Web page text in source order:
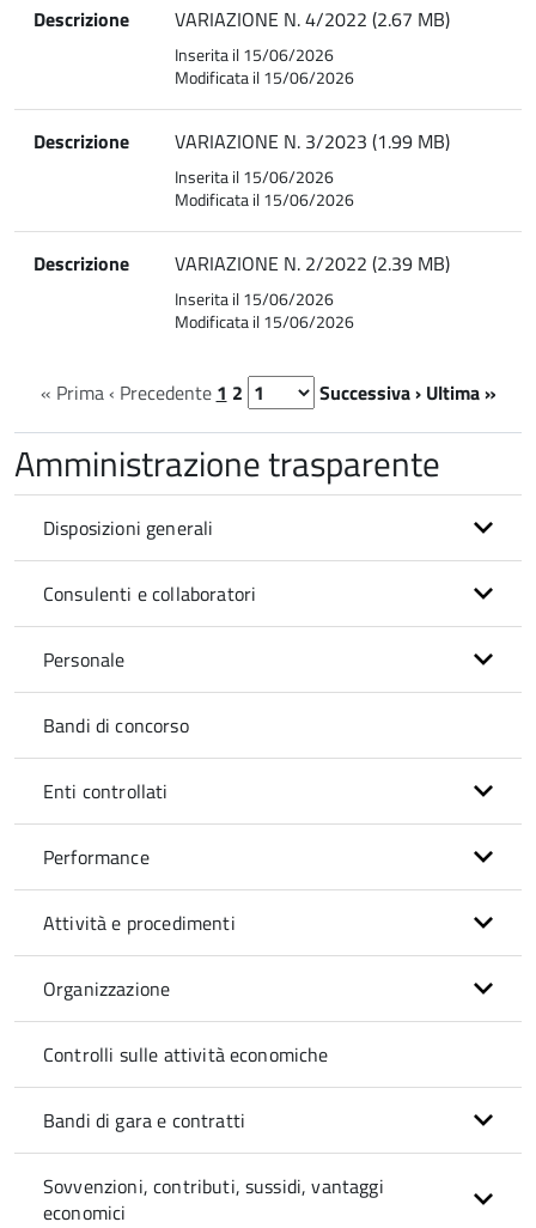
Descrizione VARIAZIONE N. 4/2022 (2.67 MB)
Inserita il 15/06/2026
Modificata il 15/06/2026
Descrizione VARIAZIONE N. 3/2023 (1.99 MB)
Inserita il 15/06/2026
Modificata il 15/06/2026
Descrizione VARIAZIONE N. 2/2022 (2.39 MB)
Inserita il 15/06/2026
Modificata il 15/06/2026
« Prima‹ Precedente 1 2 Successiva › Ultima »
Amministrazione trasparente
Disposizioni generali
Consulenti e collaboratori
Personale
Bandi di concorso
Enti controllati
Performance
Attività e procedimenti
Organizzazione
Controlli sulle attività economiche
Bandi di gara e contratti
Sovvenzioni, contributi, sussidi, vantaggi
economici